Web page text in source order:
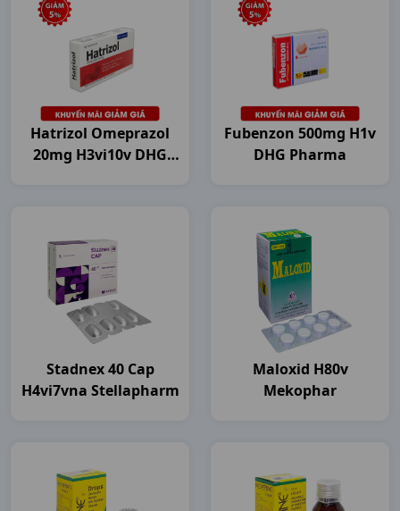
Hatrizol Omeprazol
20mg H3vi10v DHG
Fubenzon 500mg H1v
DHG Pharma
Stadnex 40 Cap
H4vi7vna Stellapharm
Maloxid H80v
Mekophar